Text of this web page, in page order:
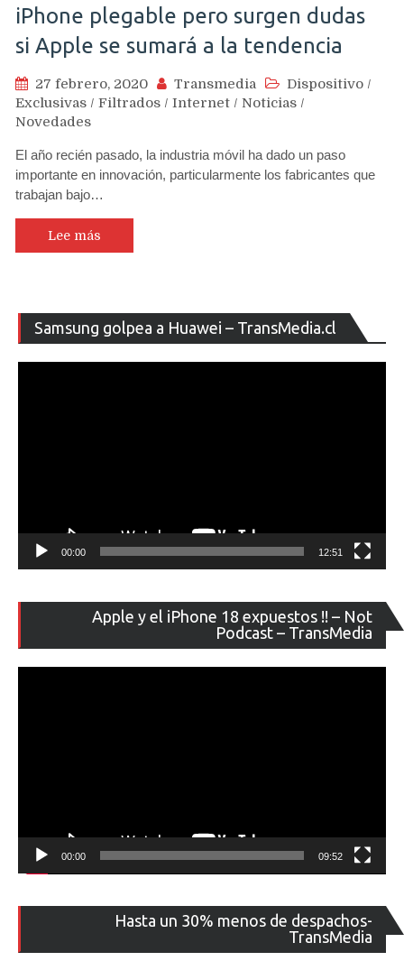
iPhone plegable pero surgen dudas
si Apple se sumará a la tendencia
27 febrero, 2020 Transmedia Dispositivo /
Exclusivas / Filtrados / Internet / Noticias /
Novedades
El año recién pasado, la industria móvil ha dado un paso
importante en innovación, particularmente los fabricantes que
trabajan bajo…
Lee más
Samsung golpea a Huawei – TransMedia.cl
de
00:00 12:51
Apple y el iPhone 18 expuestos !! – Not
Podcast – TransMedia
de
00:00 09:52
Hasta un 30% menos de despachos-
TransMedia
de